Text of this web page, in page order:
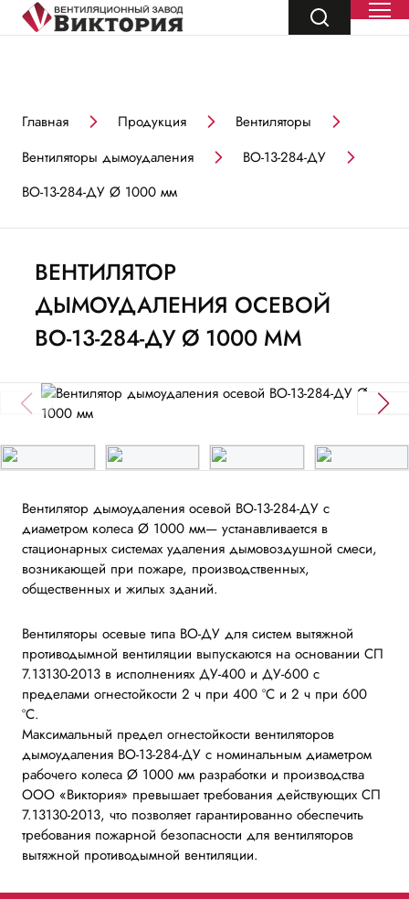
Главная Продукция
Вентиляторы
Вентиляторы дымоудаления
ВО-13-284-ДУ
ВО-13-284-ДУ Ø 1000 мм
ВЕНТИЛЯТОР
ДЫМОУДАЛЕНИЯ ОСЕВОЙ
ВО-13-284-ДУ Ø 1000 ММ
Вентилятор дымоудаления осевой ВО-13-284-ДУ с
диаметром колеса Ø 1000 мм— устанавливается в
стационарных системах удаления дымовоздушной смеси,
возникающей при пожаре, производственных,
общественных и жилых зданий.
Вентиляторы осевые типа ВО-ДУ для систем вытяжной
противодымной вентиляции выпускаются на основании СП
7.13130-2013 в исполнениях ДУ-400 и ДУ-600 с
пределами огнестойкости 2 ч при 400 ºС и 2 ч при 600
ºС.
Максимальный предел огнестойкости вентиляторов
дымоудаления ВО-13-284-ДУ с номинальным диаметром
рабочего колеса Ø 1000 мм разработки и производства
ООО «Виктория» превышает требования действующих СП
7.13130-2013, что позволяет гарантированно обеспечить
требования пожарной безопасности для вентиляторов
вытяжной противодымной вентиляции.